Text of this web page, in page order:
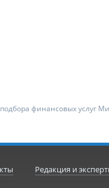
финансовых услуг
Редакция и